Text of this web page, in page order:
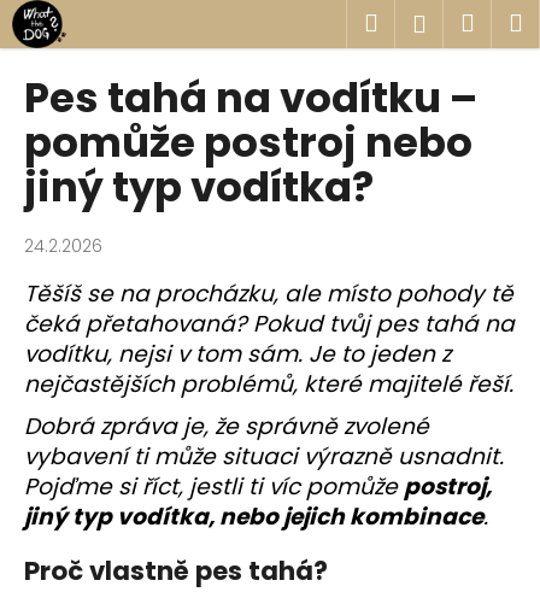
Přejít
na
obsah
Hledat
Pes tahá na vodítku –
pomůže postroj nebo
jiný typ vodítka?
24.2.2026
Těšíš se na procházku, ale místo pohody tě
čeká přetahovaná? Pokud tvůj pes tahá na
vodítku, nejsi v tom sám. Je to jeden z
nejčastějších problémů, které majitelé řeší.
Dobrá zpráva je, že správně zvolené
vybavení ti může situaci výrazně usnadnit.
Pojďme si říct, jestli ti víc pomůžepostroj,
jiný typ vodítka, nebo jejich kombinace.
Proč vlastně pes tahá?
K
o
C
o
p
o
t
ř
e
b
u
j
e
t
e
n
a